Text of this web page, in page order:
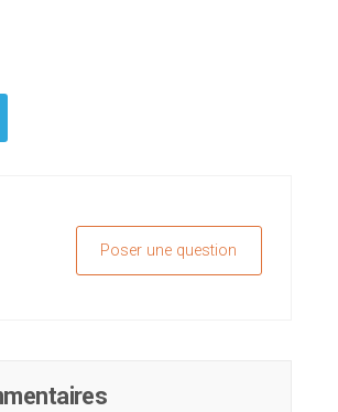
Poser une question